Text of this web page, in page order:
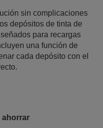
sin complicaciones
depósitos de tinta de
para recargas
una función de
cada depósito con el
ahorrar